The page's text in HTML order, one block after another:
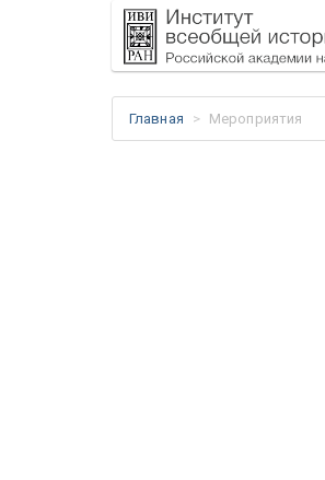
Главная Мероприятия